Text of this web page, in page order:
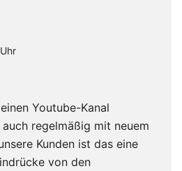
Youtube-Kanal
regelmäßig mit neuem
Kunden ist das eine
von den